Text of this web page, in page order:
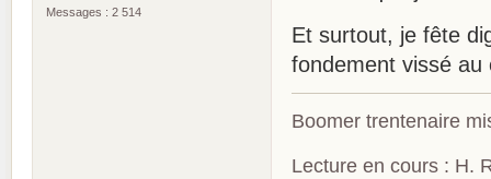
Messages : 2 514
Et surtout, je fête
fondement vissé
Boomer trentenaire
Lecture en cours : H.